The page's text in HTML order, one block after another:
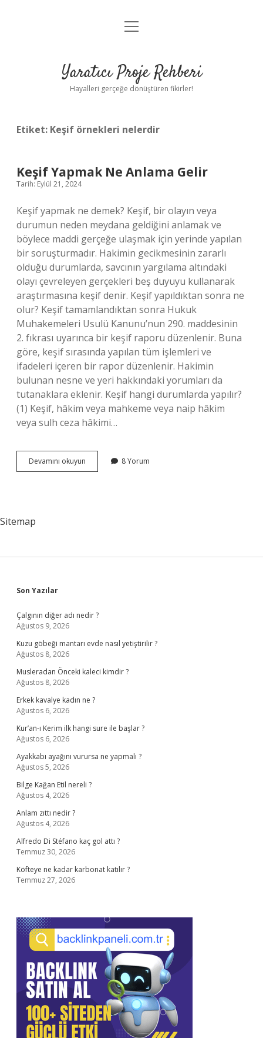
Anasayfa
Yasal Uyarı
menüyü
Yaratıcı Proje Rehberi
Hayalleri gerçeğe dönüştüren fikirler!
Etiket: Keşif örnekleri nelerdir
Keşif Yapmak Ne Anlama Gelir
Tarih: Eylül 21, 2024
Keşif yapmak ne demek? Keşif, bir olayın veya
durumun neden meydana geldiğini anlamak ve
böylece maddi gerçeğe ulaşmak için yerinde yapılan
bir soruşturmadır. Hakimin gecikmesinin zararlı
olduğu durumlarda, savcının yargılama altındaki
olayı çevreleyen gerçekleri beş duyuyu kullanarak
araştırmasına keşif denir. Keşif yapıldıktan sonra ne
olur? Keşif tamamlandıktan sonra Hukuk
Muhakemeleri Usulü Kanunu’nun 290. maddesinin
2. fıkrası uyarınca bir keşif raporu düzenlenir. Buna
göre, keşif sırasında yapılan tüm işlemleri ve
ifadeleri içeren bir rapor düzenlenir. Hakimin
bulunan nesne ve yeri hakkındaki yorumları da
tutanaklara eklenir. Keşif hangi durumlarda yapılır?
(1) Keşif, hâkim veya mahkeme veya naip hâkim
veya sulh ceza hâkimi…
Devamını okuyun
Yapmak
8 Yorum
Sitemap
Sidebar
Son Yazılar
Çalgının diğer adı nedir ?
Ağustos 9, 2026
Kuzu göbeği mantarı evde nasıl yetiştirilir ?
Ağustos 8, 2026
Musleradan Önceki kaleci kimdir ?
Ağustos 8, 2026
Erkek kavalye kadın ne ?
Ağustos 6, 2026
Kur’an-ı Kerim ilk hangi sure ile başlar ?
Ağustos 6, 2026
Ayakkabı ayağını vurursa ne yapmalı ?
Ağustos 5, 2026
Bilge Kağan Etil nereli ?
Ağustos 4, 2026
Anlam zıttı nedir ?
Ağustos 4, 2026
Alfredo Di Stéfano kaç gol attı ?
Temmuz 30, 2026
Köfteye ne kadar karbonat katılır ?
Temmuz 27, 2026